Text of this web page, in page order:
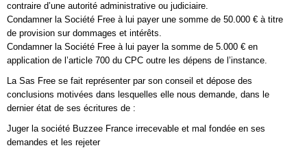
contraire d’une autorité administrative ou judiciaire.
Condamner la Société Free à lui payer une somme de 50.000 € à titre
de provision sur dommages et intérêts.
Condamner la Société Free à lui payer la somme de 5.000 € en
application de l’article 700 du CPC outre les dépens de l’instance.
La Sas Free se fait représenter par son conseil et dépose des
conclusions motivées dans lesquelles elle nous demande, dans le
dernier état de ses écritures de :
Juger la société Buzzee France irrecevable et mal fondée en ses
demandes et les rejeter